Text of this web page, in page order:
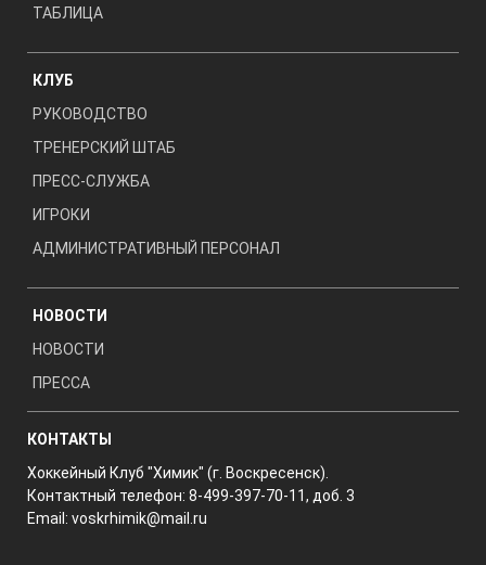
ТАБЛИЦА
КЛУБ
РУКОВОДСТВО
ТРЕНЕРСКИЙ ШТАБ
ПРЕСС-СЛУЖБА
ИГРОКИ
АДМИНИСТРАТИВНЫЙ ПЕРСОНАЛ
НОВОСТИ
НОВОСТИ
ПРЕССА
КОНТАКТЫ
Хоккейный Клуб "Химик" (г. Воскресенск).
Контактный телефон: 8-499-397-70-11, доб. 3
Email: voskrhimik@mail.ru